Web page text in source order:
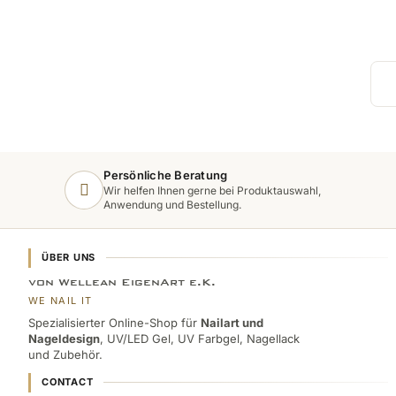
Persönliche Beratung
Wir helfen Ihnen gerne bei Produktauswahl,
Anwendung und Bestellung.
ÜBER UNS
von Wellean EigenArt e.K.
WE NAIL IT
Spezialisierter Online-Shop für Nailart und
Nageldesign, UV/LED Gel, UV Farbgel, Nagellack
und Zubehör.
CONTACT